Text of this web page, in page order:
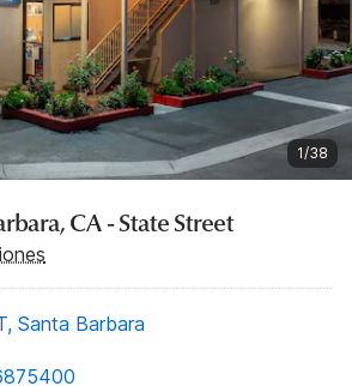
1/38
CA - State Street
Santa Barbara